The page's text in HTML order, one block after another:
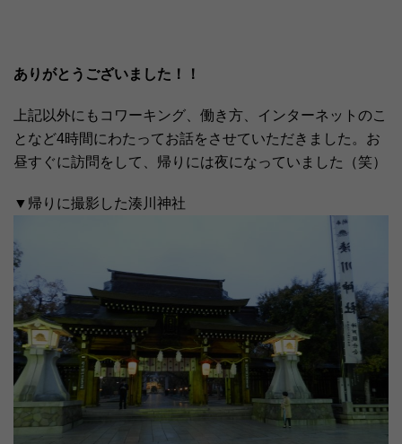
ありがとうございました！！
上記以外にもコワーキング、働き方、インターネットのこ
となど4時間にわたってお話をさせていただきました。お
昼すぐに訪問をして、帰りには夜になっていました（笑）
▼帰りに撮影した湊川神社